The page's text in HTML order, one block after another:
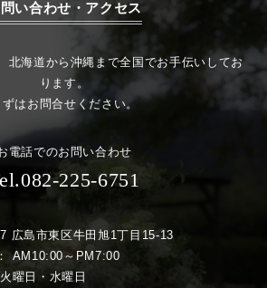
い合わせ・アクセス
北海道から沖縄まで全国でお手伝いしてお
ります。
ずはお問合せください。
電話でのお問い合わせ
225-6751
広島市東区牛田旭1丁目15-13
AM10:00～PM7:00
曜日・水曜日